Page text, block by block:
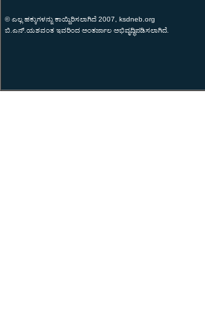
© ಎಲ್ಲ ಹಕ್ಕುಗಳನ್ನು ಕಾಯ್ದಿರಿಸಲಾಗಿದೆ 2007, ksdneb.org
ಬಿ.ಎನ್.ಯಶವಂತ ಇವರಿಂದ ಅಂತರ್ಜಾಲ ಅಭಿವೃದ್ಧಿಪಡಿಸಲಾಗಿದೆ